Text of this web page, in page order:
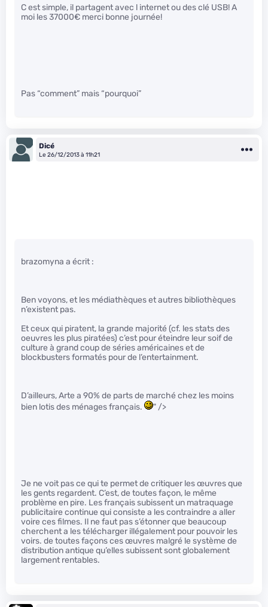
C est simple, il partagent avec l internet ou des clé USB! A
moi les 37000€ merci bonne journée!
Pas “comment” mais “pourquoi”
Dicé
Le 26/12/2013 à 11h21
brazomyna a écrit :
Ben voyons, et les médiathèques et autres bibliothèques
n’existent pas.
Et ceux qui piratent, la grande majorité (cf. les stats des
oeuvres les plus piratées) c’est pour éteindre leur soif de
culture à grand coup de séries américaines et de
blockbusters formatés pour de l’entertainment.
D’ailleurs, Arte a 90% de parts de marché chez les moins
bien lotis des ménages français.
" />
Je ne voit pas ce qui te permet de critiquer les œuvres que
les gents regardent. C’est, de toutes façon, le même
problème en pire. Les français subissent un matraquage
publicitaire continue qui consiste a les contraindre a aller
voire ces filmes. Il ne faut pas s’étonner que beaucoup
cherchent a les télécharger illégalement pour pouvoir les
voirs. de toutes façons ces œuvres malgré le système de
distribution antique qu’elles subissent sont globalement
largement rentables.